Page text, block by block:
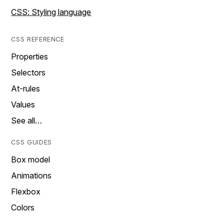
CSS: Styling language
CSS REFERENCE
Properties
Selectors
At-rules
Values
See all…
CSS GUIDES
Box model
Animations
Flexbox
Colors